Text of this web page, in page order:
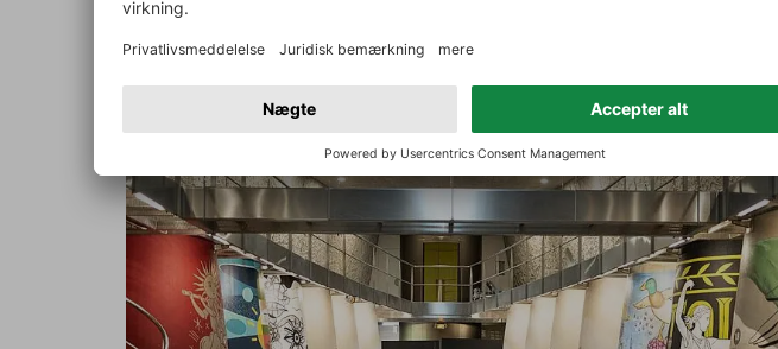
Langoa Bartonnogensinde - en ægte sensation for mig.
på et ekstremt højt niveau, den fineste i den serie, der er vist her.